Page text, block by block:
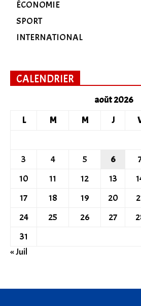
ÉCONOMIE
SPORT
INTERNATIONAL
CALENDRIER
août 2026
L
M M J
3
4 5 6
10
11 12 13
17
18 19 20
24
25 26 27
31
« Juil